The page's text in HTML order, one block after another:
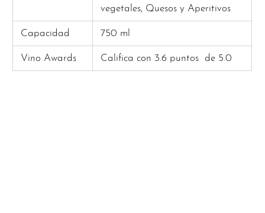
vegetales, Quesos y Aperitivos
Capacidad 750 ml
Vino Awards Califica con 3.6 puntos de 5.0